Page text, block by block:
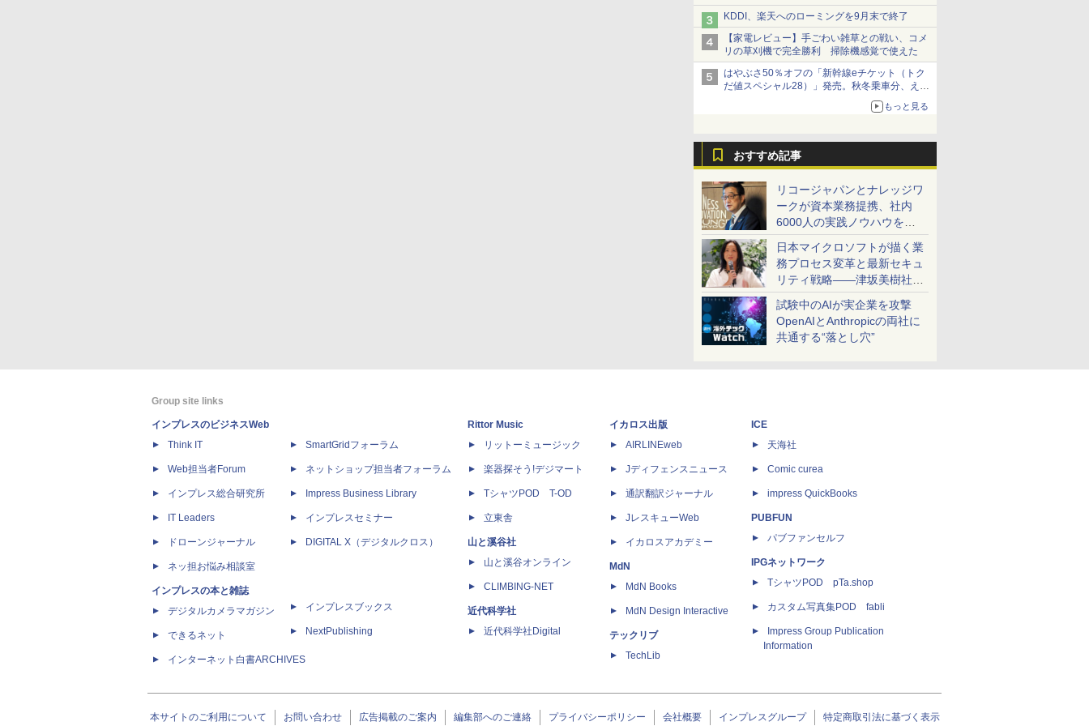
KDDI、楽天へのローミングを9月末で終了
【家電レビュー】手ごわい雑草との戦い、コメ
リの草刈機で完全勝利 掃除機感覚で使えた
はやぶさ50％オフの「新幹線eチケット（トク
だ値スペシャル28）」発売。秋冬乗車分、えき
もっと見る
おすすめ記事
リコージャパンとナレッジワ
ークが資本業務提携、社内
6000人の実践ノウハウを生
かした「AI商談記録 for
RICOH」を展開へ
日本マイクロソフトが描く業
務プロセス変革と最新セキュ
リティ戦略――津坂美樹社長
が2027年度戦略を説明
試験中のAIが実企業を攻撃
OpenAIとAnthropicの両社に
共通する“落とし穴”
Group site links
インプレスのビジネスWeb
Think IT
Web担当者Forum
インプレス総合研究所
IT Leaders
ドローンジャーナル
ネッ担お悩み相談室
インプレスの本と雑誌
デジタルカメラマガジン
できるネット
インターネット白書ARCHIVES
SmartGridフォーラム
ネットショップ担当者フォーラム
Impress Business Library
インプレスセミナー
DIGITAL X（デジタルクロス）
インプレスブックス
NextPublishing
Rittor Music
リットーミュージック
楽器探そう!デジマート
TシャツPOD T-OD
立東舎
山と溪谷社
山と溪谷オンライン
CLIMBING-NET
近代科学社
近代科学社Digital
イカロス出版
AIRLINEweb
Jディフェンスニュース
通訳翻訳ジャーナル
JレスキューWeb
イカロスアカデミー
MdN
MdN Books
MdN Design Interactive
テックリブ
TechLib
ICE
天海社
Comic curea
impress QuickBooks
PUBFUN
パブファンセルフ
IPGネットワーク
TシャツPOD pTa.shop
カスタム写真集POD fabli
Impress Group Publication
Information
本サイトのご利用について お問い合わせ 広告掲載のご案内 編集部へのご連絡 プライバシーポリシー 会社概要 インプレスグループ 特定商取引法に基づく表示